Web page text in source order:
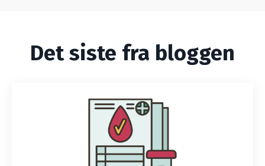
Det siste fra bloggen